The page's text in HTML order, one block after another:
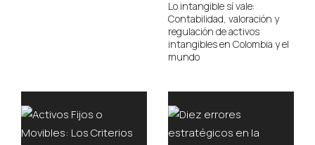
Lo intangible sí vale:
Contabilidad, valoración y
regulación de activos
intangibles en Colombia y el
mundo